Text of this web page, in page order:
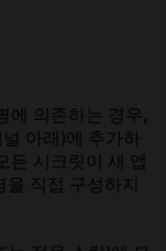
에 의존하는 경우,
아래)에 추가하
든 시크릿이 새 앱
직접 구성하지